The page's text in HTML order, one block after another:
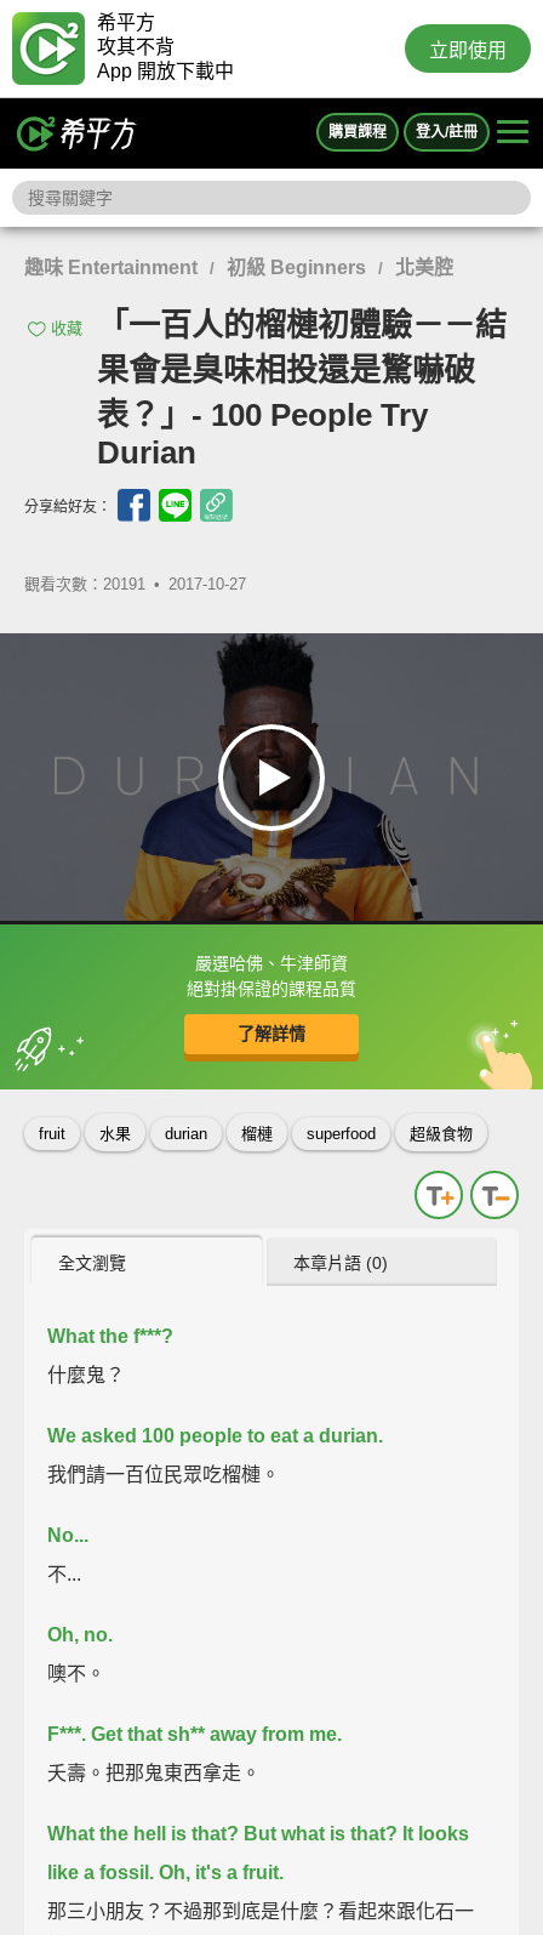
希平方
攻其不背
App 開放下載中
立即使用
購買課程 登入/註冊
趣味 Entertainment / 初級 Beginners / 北美腔
收藏
「一百人的榴槤初體驗－－結
果會是臭味相投還是驚嚇破
表？」- 100 People Try
Durian
分享給好友：
觀看次數：20191 • 2017-10-27
嚴選哈佛、牛津師資
絕對掛保證的課程品質
了解詳情
框選或點兩下字幕可以直接查字典喔！
收錄佳句 中
英
fruit 水果 durian 榴槤 superfood 超級食物
全文瀏覽 本章片語 (0)
What the f***?
什麼鬼？
We asked 100 people to eat a durian.
我們請一百位民眾吃榴槤。
No...
不...
Oh, no.
噢不。
F***. Get that sh** away from me.
夭壽。把那鬼東西拿走。
What the hell is that? But what is that? It looks
like a fossil. Oh, it's a fruit.
那三小朋友？不過那到底是什麼？看起來跟化石一